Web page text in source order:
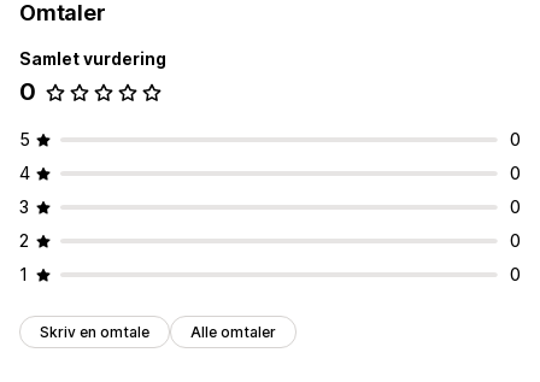
Produktbasert
Multi-zone
Multi-origin
Tilpasning
Omtaler
Samlet vurdering
0
5
0
4
0
3
0
2
0
1
0
Skriv en omtale Alle omtaler